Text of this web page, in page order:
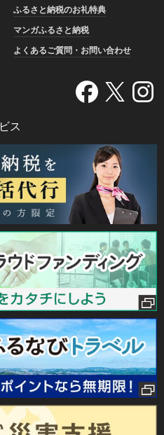
ふるさと納税のお礼特典
マンガふるさと納税
よくあるご質問・お問い合わせ
ス